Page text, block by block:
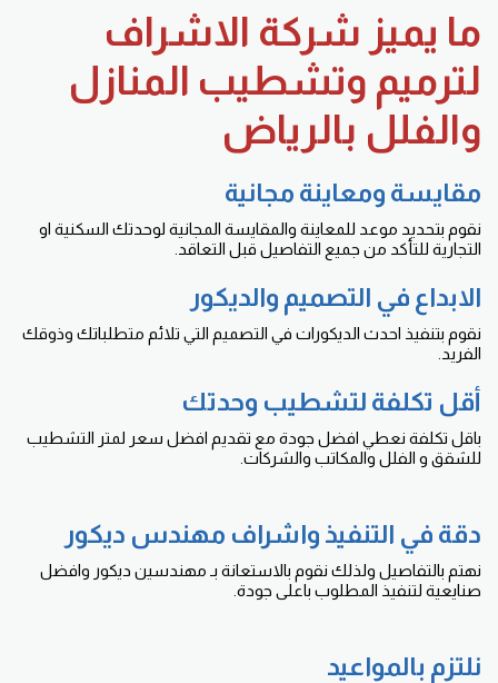
ما يميز شركة الاشراف
لترميم وتشطيب المنازل
والفلل بالرياض
مقايسة ومعاينة مجانية
نقوم بتحديد موعد للمعاينة والمقايسة المجانية لوحدتك السكنية او
التجارية للتأكد من جميع التفاصيل قبل التعاقد.
الابداع في التصميم والديكور
نقوم بتنفيذ احدث الديكورات في التصميم التي تلائم متطلباتك وذوقك
الفريد.
أقل تكلفة لتشطيب وحدتك
باقل تكلفة نعطي افضل جودة مع تقديم افضل سعر لمتر التشطيب
للشقق و الفلل والمكاتب والشركات.
دقة في التنفيذ واشراف مهندس ديكور
نهتم بالتفاصيل ولذلك نقوم بالاستعانة بـ مهندسين ديكور وافضل
صنايعية لتنفيذ المطلوب باعلى جودة.
نلتزم بالمواعيد